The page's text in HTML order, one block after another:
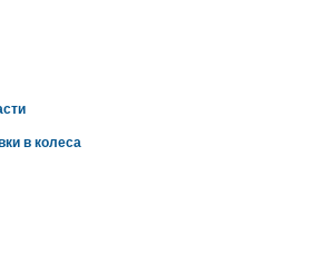
в колеса